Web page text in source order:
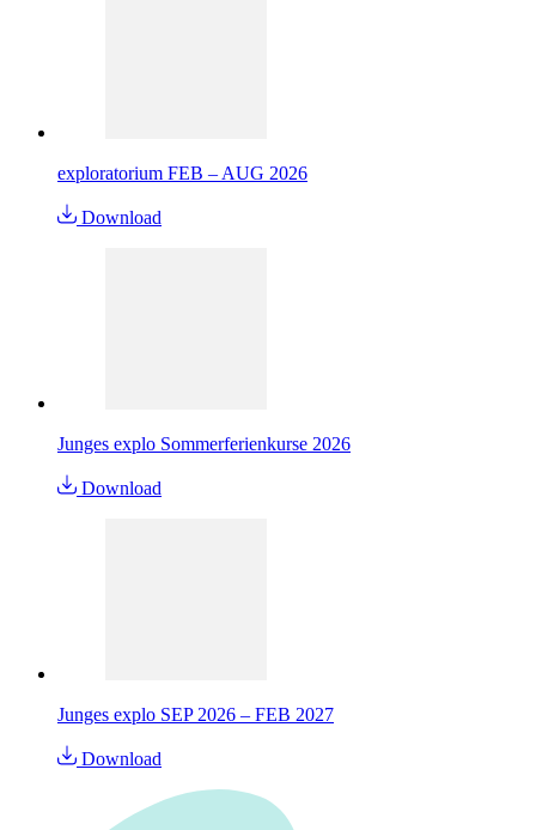
exploratorium FEB – AUG 2026
Download
Junges explo Sommerferienkurse 2026
Download
Junges explo SEP 2026 – FEB 2027
Download